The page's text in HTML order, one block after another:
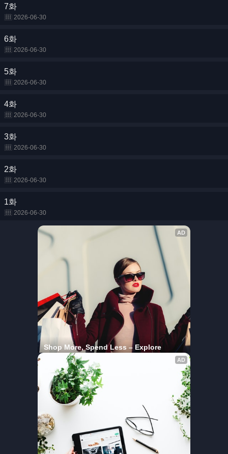
7화
2026-06-30
6화
2026-06-30
5화
2026-06-30
4화
2026-06-30
3화
2026-06-30
2화
2026-06-30
1화
2026-06-30